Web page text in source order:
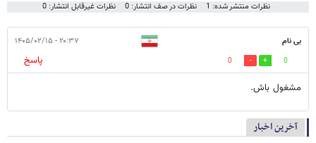
نظرات منتشر شده: 1 نظرات در صف انتشار: 0 نظرات غیرقابل انتشار: 0
بی نام ۲۰:۳۷ - ۱۴۰۵/۰۲/۱۵
0
0
پاسخ
مشغول باش.
آخرین اخبار